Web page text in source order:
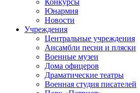
Конкурсы
Юнармия
Новости
Учреждения
Центральные учреждения
Ансамбли песни и пляски
Военные музеи
Дома офицеров
Драматические театры
Военная студия писателей